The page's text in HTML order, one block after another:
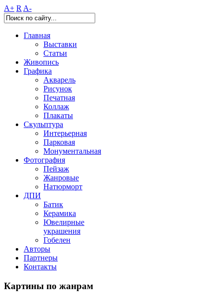
A+ R A-
Главная
Выставки
Статьи
Живопись
Графика
Акварель
Рисунок
Печатная
Коллаж
Плакаты
Скульптура
Интерьерная
Парковая
Монументальная
Фотография
Пейзаж
Жанровые
Натюрморт
ДПИ
Батик
Керамика
Ювелирные
украшения
Гобелен
Авторы
Партнеры
Контакты
Картины по жанрам